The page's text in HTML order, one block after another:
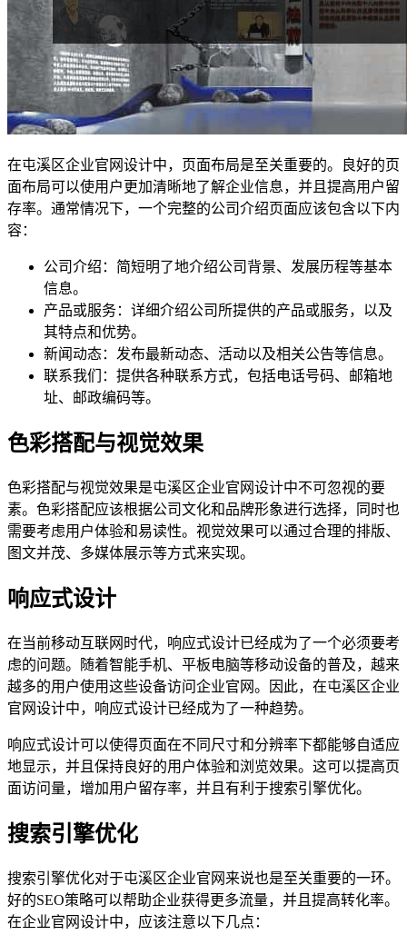
在屯溪区企业官网设计中，页面布局是至关重要的。良好的页
面布局可以使用户更加清晰地了解企业信息，并且提高用户留
存率。通常情况下，一个完整的公司介绍页面应该包含以下内
容：
公司介绍：简短明了地介绍公司背景、发展历程等基本
信息。
产品或服务：详细介绍公司所提供的产品或服务，以及
其特点和优势。
新闻动态：发布最新动态、活动以及相关公告等信息。
联系我们：提供各种联系方式，包括电话号码、邮箱地
址、邮政编码等。
色彩搭配与视觉效果
色彩搭配与视觉效果是屯溪区企业官网设计中不可忽视的要
素。色彩搭配应该根据公司文化和品牌形象进行选择，同时也
需要考虑用户体验和易读性。视觉效果可以通过合理的排版、
图文并茂、多媒体展示等方式来实现。
响应式设计
在当前移动互联网时代，响应式设计已经成为了一个必须要考
虑的问题。随着智能手机、平板电脑等移动设备的普及，越来
越多的用户使用这些设备访问企业官网。因此，在屯溪区企业
官网设计中，响应式设计已经成为了一种趋势。
响应式设计可以使得页面在不同尺寸和分辨率下都能够自适应
地显示，并且保持良好的用户体验和浏览效果。这可以提高页
面访问量，增加用户留存率，并且有利于搜索引擎优化。
搜索引擎优化
搜索引擎优化对于屯溪区企业官网来说也是至关重要的一环。
好的SEO策略可以帮助企业获得更多流量，并且提高转化率。
在企业官网设计中，应该注意以下几点：